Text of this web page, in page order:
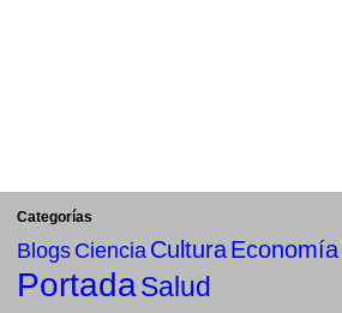
Categorías
BlogsCiencia CulturaEconomía
PortadaSalud